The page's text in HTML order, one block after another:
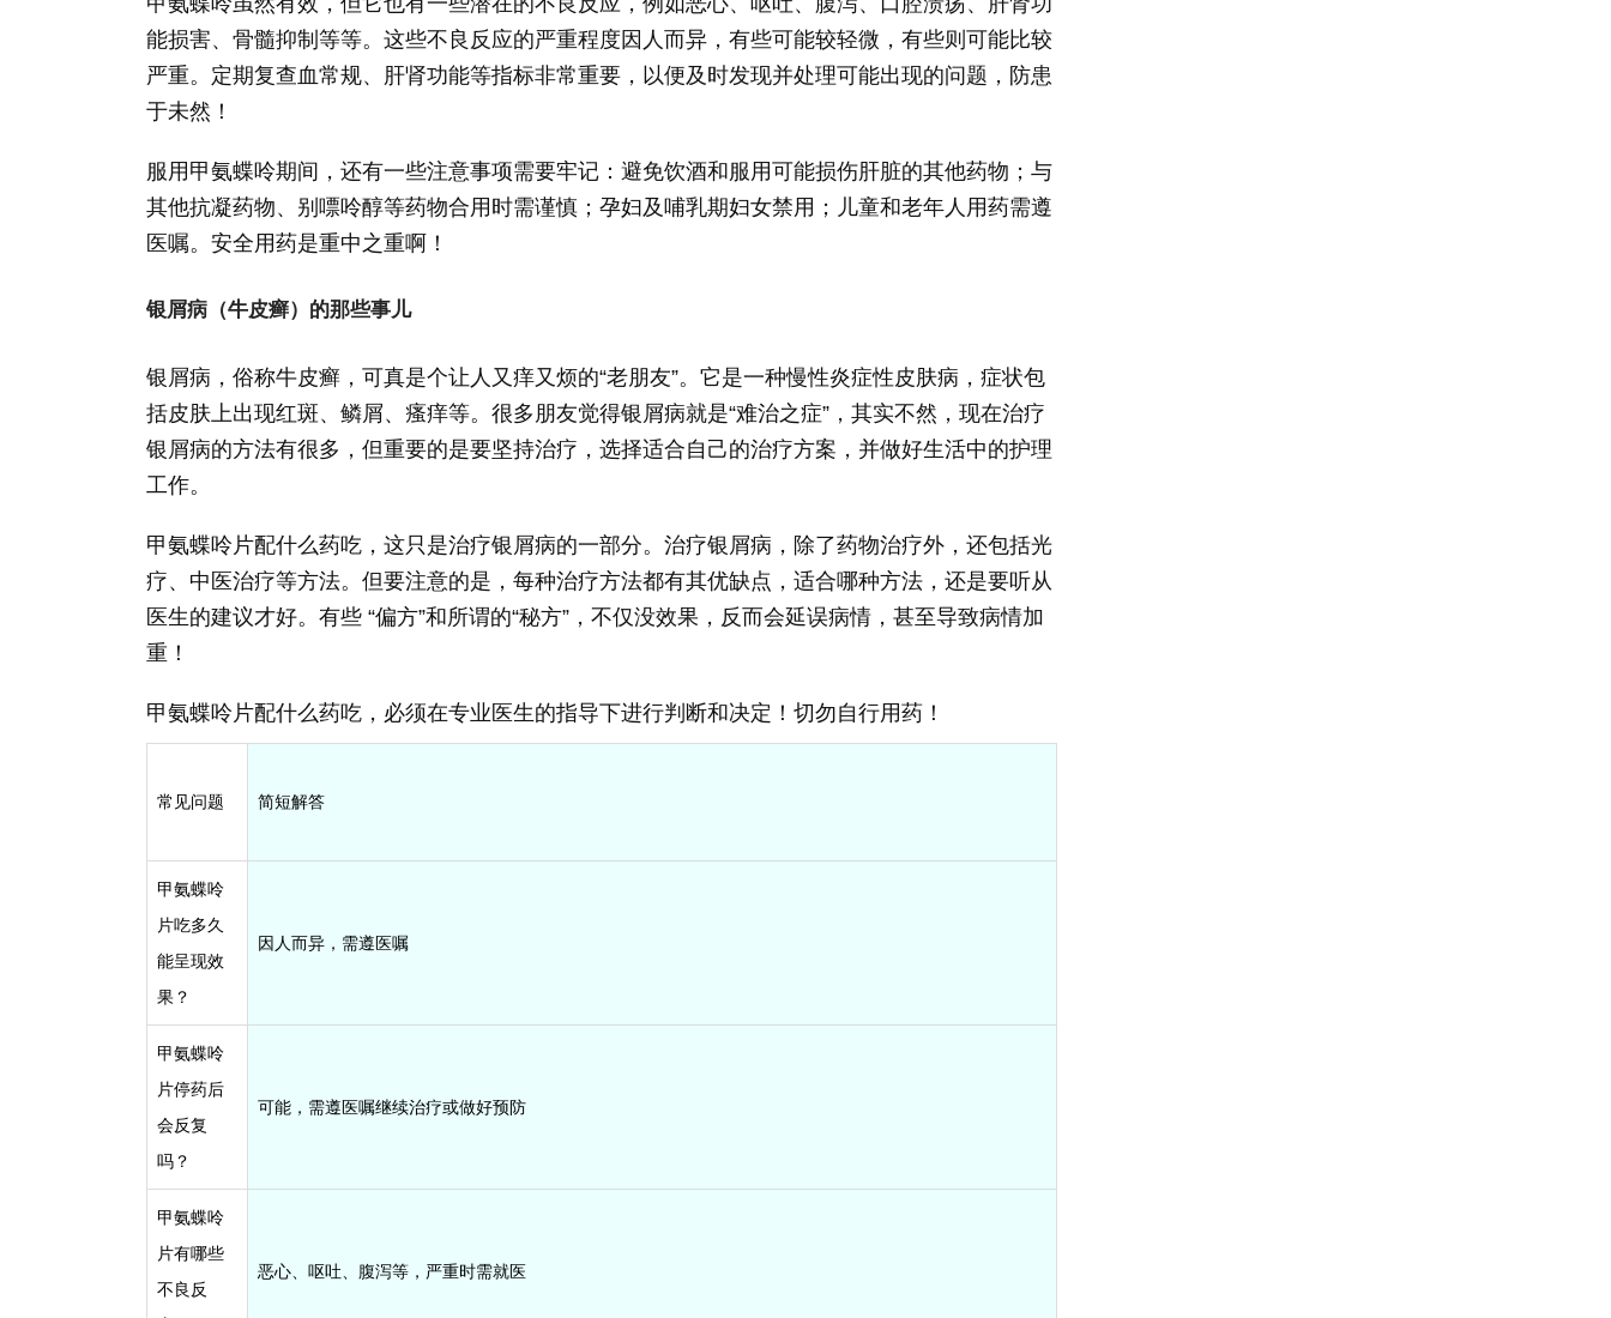
能损害、骨髓抑制等等。这些不良反应的严重程度因人而异，有些可能较轻微，有些则可能比较
严重。定期复查血常规、肝肾功能等指标非常重要，以便及时发现并处理可能出现的问题，防患
于未然！
服用甲氨蝶呤期间，还有一些注意事项需要牢记：避免饮酒和服用可能损伤肝脏的其他药物；与
其他抗凝药物、别嘌呤醇等药物合用时需谨慎；孕妇及哺乳期妇女禁用；儿童和老年人用药需遵
医嘱。安全用药是重中之重啊！
银屑病（牛皮癣）的那些事儿
银屑病，俗称牛皮癣，可真是个让人又痒又烦的“老朋友”。它是一种慢性炎症性皮肤病，症状包
括皮肤上出现红斑、鳞屑、瘙痒等。很多朋友觉得银屑病就是“难治之症”，其实不然，现在治疗
银屑病的方法有很多，但重要的是要坚持治疗，选择适合自己的治疗方案，并做好生活中的护理
工作。
甲氨蝶呤片配什么药吃，这只是治疗银屑病的一部分。治疗银屑病，除了药物治疗外，还包括光
疗、中医治疗等方法。但要注意的是，每种治疗方法都有其优缺点，适合哪种方法，还是要听从
医生的建议才好。有些 “偏方”和所谓的“秘方”，不仅没效果，反而会延误病情，甚至导致病情加
重！
甲氨蝶呤片配什么药吃，必须在专业医生的指导下进行判断和决定！切勿自行用药！
常见问题 简短解答
甲氨蝶呤
片吃多久
能呈现效
果？
因人而异，需遵医嘱
甲氨蝶呤
片停药后
会反复
吗？
可能，需遵医嘱继续治疗或做好预防
甲氨蝶呤
片有哪些
不良反
恶心、呕吐、腹泻等，严重时需就医